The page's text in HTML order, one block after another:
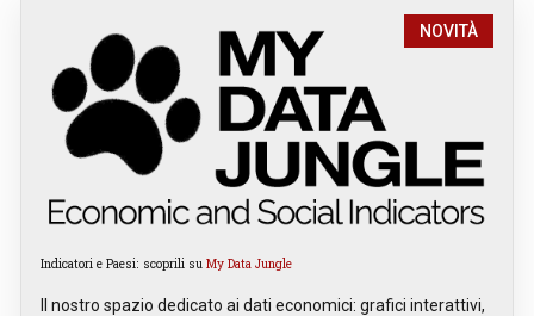
NOVITÀ
Indicatori e Paesi: scoprili su My Data Jungle
Il nostro spazio dedicato ai dati economici: grafici interattivi,